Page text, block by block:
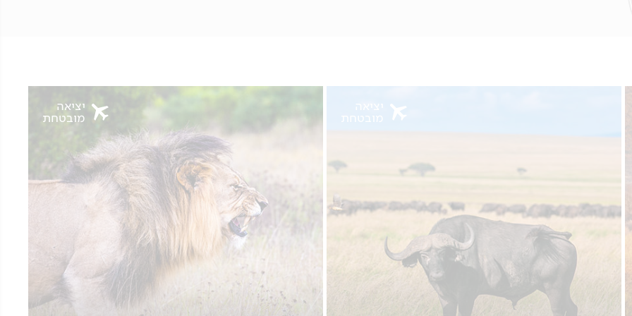
יציאה
מובטחת
יציאה
מובטחת